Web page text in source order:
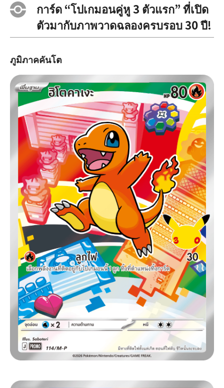
การ์ด “โปเกมอนคู่หู 3 ตัวแรก” ที่เปิด
ตัวมากับภาพวาดฉลองครบรอบ 30 ปี!
ภูมิภาคคันโต